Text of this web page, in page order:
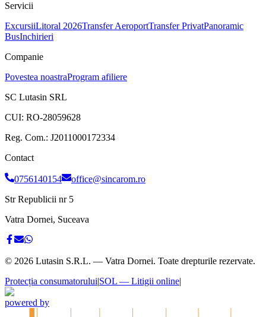
Servicii
ExcursiiLitoral 2026Transfer AeroportTransfer PrivatPanoramic
BusInchirieri
Companie
Povestea noastraProgram afiliere
SC Lutasin SRL
CUI: RO-28059628
Reg. Com.: J2011000172334
Contact
0756140154
office@sincarom.ro
Str Republicii nr 5
Vatra Dornei, Suceava
© 2026 Lutasin S.R.L. — Vatra Dornei. Toate drepturile rezervate.
Protecția consumatorului|SOL — Litigii online|
powered by